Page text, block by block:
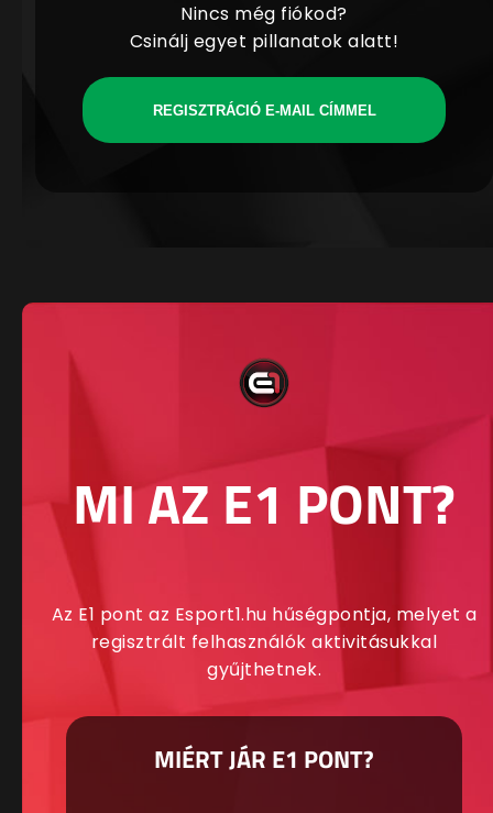
Nincs még fiókod?
Csinálj egyet pillanatok alatt!
REGISZTRÁCIÓ E-MAIL CÍMMEL
MI AZ E1 PONT?
Az E1 pont az Esport1.hu hűségpontja, melyet a
regisztrált felhasználók aktivitásukkal
gyűjthetnek.
MIÉRT JÁR E1 PONT?